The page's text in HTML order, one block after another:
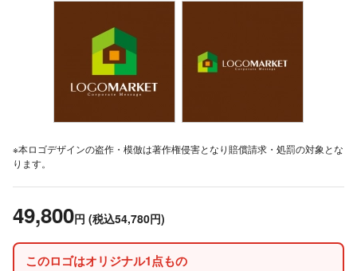
※本ロゴデザインの盗作・模倣は著作権侵害となり賠償請求・処罰の対象とな
ります。
49,800円 (税込54,780円)
このロゴはオリジナル1点もの